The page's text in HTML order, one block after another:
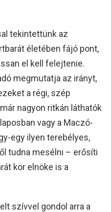
tekintettünk az
életében fájó pont,
el kell felejtenie.
megmutatja az irányt,
a régi, szép
nagyon ritkán láthatók
vagy a Maczó-
egy ilyen terebélyes,
tudna mesélni – erősíti
kör elnöke is a
szívvel gondol arra a